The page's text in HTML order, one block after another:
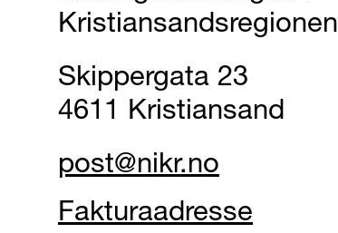
Kristiansandsregionen
Skippergata 23
4611 Kristiansand
post@nikr.no
Fakturaadresse